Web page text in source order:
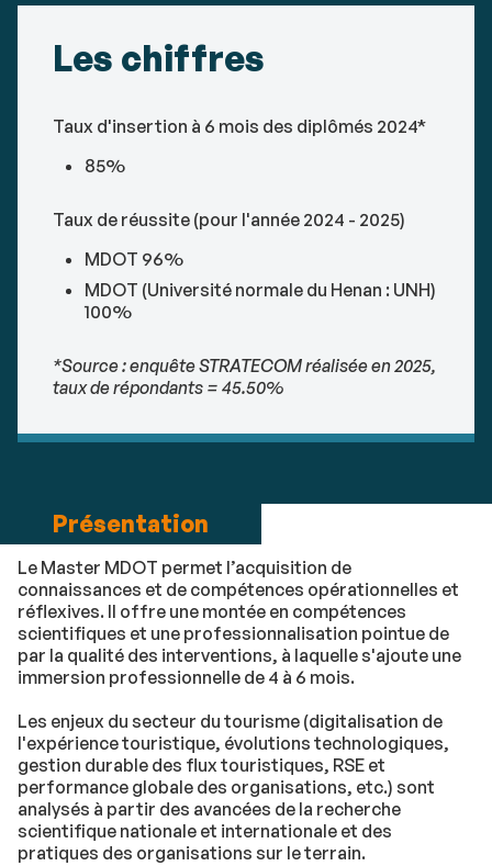
Les chiffres
Taux d'insertion à 6 mois des diplômés 2024*
85%
Taux de réussite (pour l'année 2024 - 2025)
MDOT 96%
MDOT (Université normale du Henan : UNH)
100%
*Source : enquête STRATECOM réalisée en 2025,
taux de répondants = 45.50%
Présentation
Le Master MDOT permet l’acquisition de
connaissances et de compétences opérationnelles et
réflexives. Il offre une montée en compétences
scientifiques et une professionnalisation pointue de
par la qualité des interventions, à laquelle s'ajoute une
immersion professionnelle de 4 à 6 mois.
Les enjeux du secteur du tourisme (digitalisation de
l'expérience touristique, évolutions technologiques,
gestion durable des flux touristiques, RSE et
performance globale des organisations, etc.) sont
analysés à partir des avancées de la recherche
scientifique nationale et internationale et des
pratiques des organisations sur le terrain.